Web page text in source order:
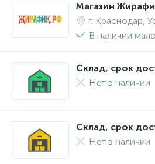
Магазин
г. Краснодар,
В наличии мало
Склад, срок
Нет в наличии
Склад, срок
Нет в наличии